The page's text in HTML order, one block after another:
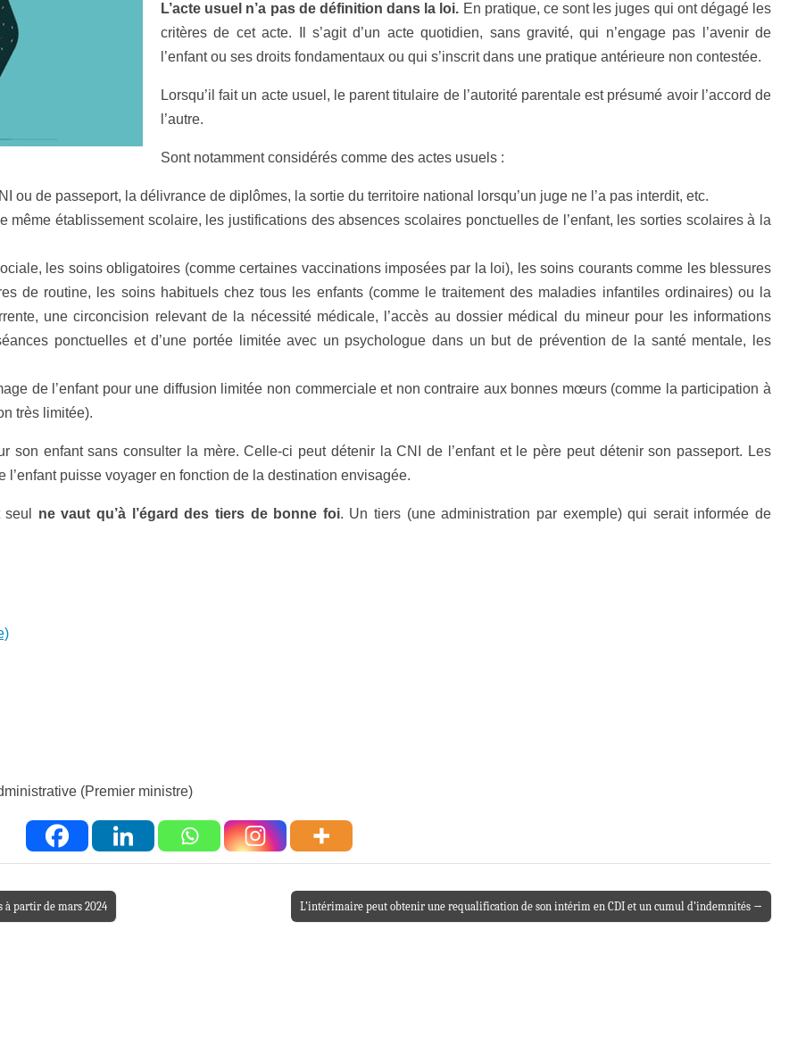
L’acte usuel n’a pas de définition dans la loi. En pratique, ce sont les juges qui ont dégagé les
critères de cet acte. Il s’agit d’un acte quotidien, sans gravité, qui n’engage pas l’avenir de
l’enfant ou ses droits fondamentaux ou qui s’inscrit dans une pratique antérieure non contestée.
Lorsqu’il fait un acte usuel, le parent titulaire de l’autorité parentale est présumé avoir l’accord de
l’autre.
Sont notamment considérés comme des actes usuels :
ou de passeport, la délivrance de diplômes, la sortie du territoire national lorsqu’un juge ne l’a pas interdit, etc.
même établissement scolaire, les justifications des absences scolaires ponctuelles de l’enfant, les sorties scolaires à la
les soins obligatoires (comme certaines vaccinations imposées par la loi), les soins courants comme les blessures
de routine, les soins habituels chez tous les enfants (comme le traitement des maladies infantiles ordinaires) ou la
une circoncision relevant de la nécessité médicale, l’accès au dossier médical du mineur pour les informations
ponctuelles et d’une portée limitée avec un psychologue dans un but de prévention de la santé mentale, les
de l’enfant pour une diffusion limitée non commerciale et non contraire aux bonnes mœurs (comme la participation à
très limitée).
son enfant sans consulter la mère. Celle-ci peut détenir la CNI de l’enfant et le père peut détenir son passeport. Les
puisse voyager en fonction de la destination envisagée.
seul ne vaut qu’à l’égard des tiers de bonne foi. Un tiers (une administration par exemple) qui serait informée de
(Premier ministre)
à partir de mars 2024 L’intérimaire peut obtenir une requalification de son intérim en CDI et un cumul d’indemnités →